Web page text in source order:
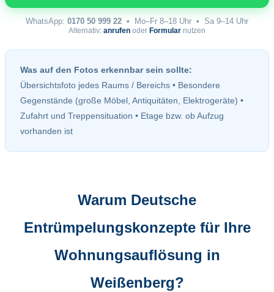
WhatsApp: 0170 50 999 22 • Mo–Fr 8–18 Uhr • Sa 9–14 Uhr
Alternativ: anrufen oder Formular nutzen
Was auf den Fotos erkennbar sein sollte:
Übersichtsfoto jedes Raums / Bereichs • Besondere
Gegenstände (große Möbel, Antiquitäten, Elektrogeräte) •
Zufahrt und Treppensituation • Etage bzw. ob Aufzug
vorhanden ist
Warum Deutsche
Entrümpelungskonzepte für Ihre
Wohnungsauflösung in
Weißenberg?